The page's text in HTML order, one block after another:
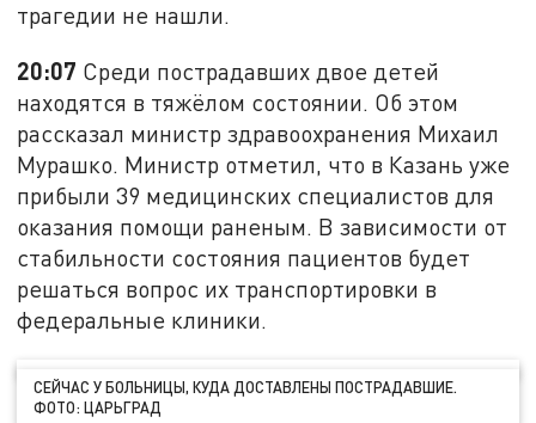
трагедии не нашли.
20:07 Среди пострадавших двое детей
находятся в тяжёлом состоянии. Об этом
рассказал министр здравоохранения Михаил
Мурашко. Министр отметил, что в Казань уже
прибыли 39 медицинских специалистов для
оказания помощи раненым. В зависимости от
стабильности состояния пациентов будет
решаться вопрос их транспортировки в
федеральные клиники.
СЕЙЧАС У БОЛЬНИЦЫ, КУДА ДОСТАВЛЕНЫ ПОСТРАДАВШИЕ.
ФОТО: ЦАРЬГРАД